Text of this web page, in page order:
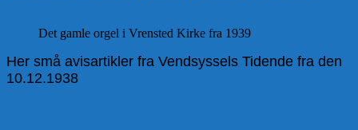
Det gamle orgel i Vrensted Kirke fra 1939
Her små avisartikler fra Vendsyssels Tidende fra den
10.12.1938